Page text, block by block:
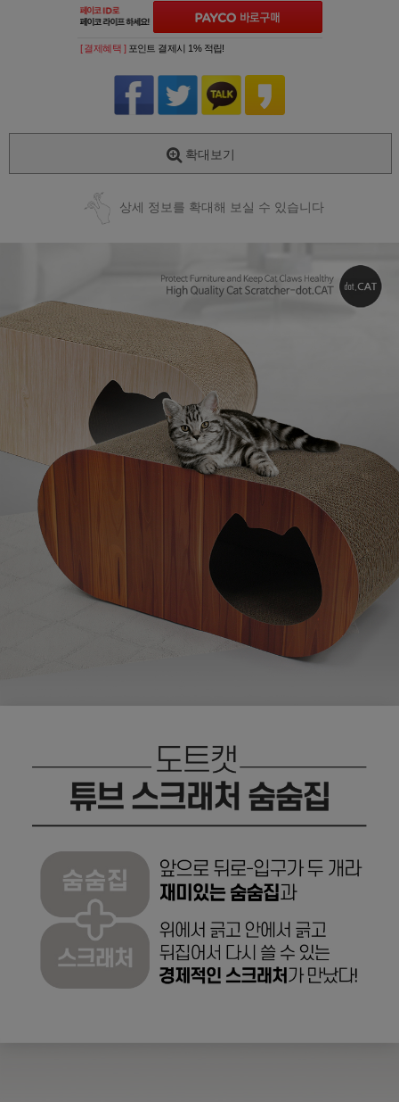
페이코 ID로
PAYCO 바로
[ 결제혜택 ] 포인트 결제시 1% 적립!
확대보기
상세 정보를 확대해 보실 수 있습니다